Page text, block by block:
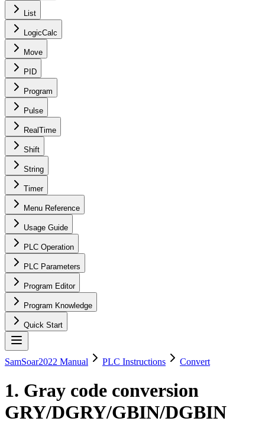
List
LogicCalc
Move
PID
Program
Pulse
RealTime
Shift
String
Timer
Menu Reference
Usage Guide
PLC Operation
PLC Parameters
Program Editor
Program Knowledge
Quick Start
SamSoar2022 Manual PLC Instructions Convert
1. Gray code conversion
GRY/DGRY/GBIN/DGBIN